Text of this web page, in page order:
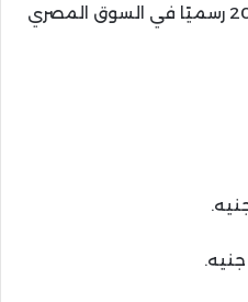
طرحت كيا سبورتاج موديل 2027 رسميًا في السوق المصري